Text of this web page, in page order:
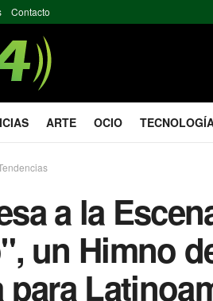
Contacto
ARTE OCIO
a la
un Himno
para